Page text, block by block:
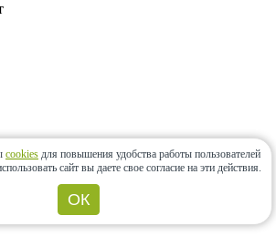
cookies для повышения удобства работы пользователей
сайт вы даете свое согласие на эти действия.
ОК